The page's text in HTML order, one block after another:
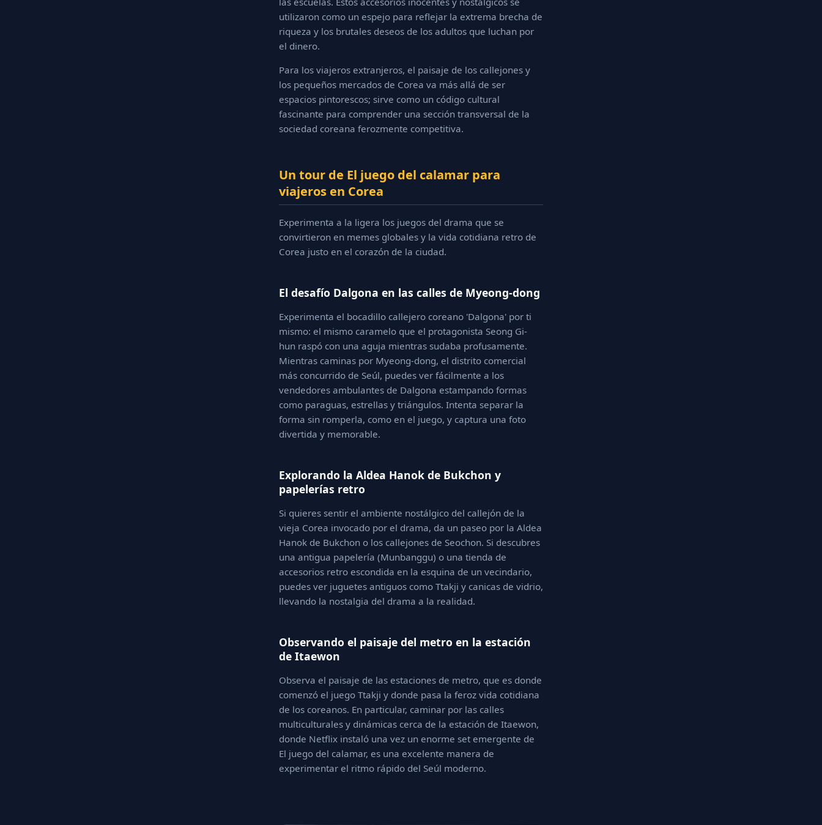
utilizaron como un espejo para reflejar la extrema brecha de
riqueza y los brutales deseos de los adultos que luchan por
el dinero.
Para los viajeros extranjeros, el paisaje de los callejones y
los pequeños mercados de Corea va más allá de ser
espacios pintorescos; sirve como un código cultural
fascinante para comprender una sección transversal de la
sociedad coreana ferozmente competitiva.
Un tour de El juego del calamar para
viajeros en Corea
Experimenta a la ligera los juegos del drama que se
convirtieron en memes globales y la vida cotidiana retro de
Corea justo en el corazón de la ciudad.
El desafío Dalgona en las calles de Myeong-dong
Experimenta el bocadillo callejero coreano 'Dalgona' por ti
mismo: el mismo caramelo que el protagonista Seong Gi-
hun raspó con una aguja mientras sudaba profusamente.
Mientras caminas por Myeong-dong, el distrito comercial
más concurrido de Seúl, puedes ver fácilmente a los
vendedores ambulantes de Dalgona estampando formas
como paraguas, estrellas y triángulos. Intenta separar la
forma sin romperla, como en el juego, y captura una foto
divertida y memorable.
Explorando la Aldea Hanok de Bukchon y
papelerías retro
Si quieres sentir el ambiente nostálgico del callejón de la
vieja Corea invocado por el drama, da un paseo por la Aldea
Hanok de Bukchon o los callejones de Seochon. Si descubres
una antigua papelería (Munbanggu) o una tienda de
accesorios retro escondida en la esquina de un vecindario,
puedes ver juguetes antiguos como Ttakji y canicas de vidrio,
llevando la nostalgia del drama a la realidad.
Observando el paisaje del metro en la estación
de Itaewon
Observa el paisaje de las estaciones de metro, que es donde
comenzó el juego Ttakji y donde pasa la feroz vida cotidiana
de los coreanos. En particular, caminar por las calles
multiculturales y dinámicas cerca de la estación de Itaewon,
donde Netflix instaló una vez un enorme set emergente de
El juego del calamar, es una excelente manera de
experimentar el ritmo rápido del Seúl moderno.